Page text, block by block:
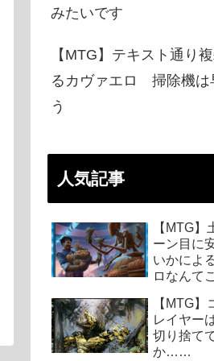
みたいです
【MTG】テキスト通り
るカヴァエロ 掃除機は
う
人気記事
【MTG
ーン目に
いかによ
ロなんて
【MTG
レイヤー
切り捨て
か……